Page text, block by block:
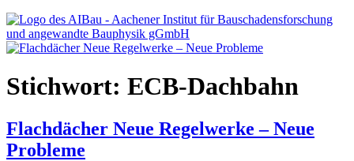
angewandte Bauphysik
Stichwort: ECB-Dachbahn
Flachdächer Neue Regelwerke – Neue
Probleme